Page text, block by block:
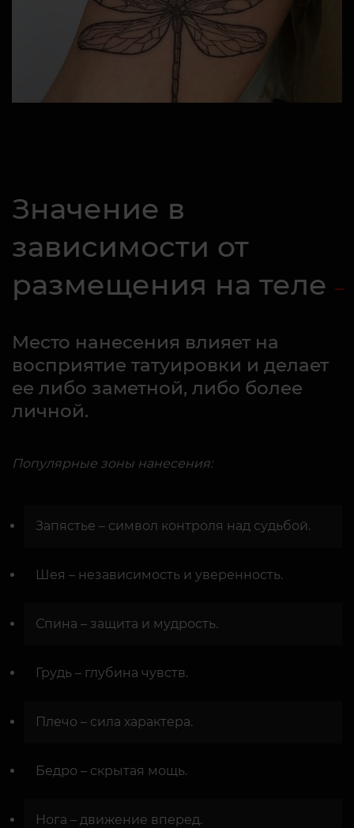
Значение в
зависимости от
размещения на теле
Место нанесения влияет на
восприятие татуировки и делает
ее либо заметной, либо более
личной.
Популярные зоны нанесения:
Запястье – символ контроля над судьбой.
Шея – независимость и уверенность.
Спина – защита и мудрость.
Грудь – глубина чувств.
Плечо – сила характера.
Бедро – скрытая мощь.
Нога – движение вперед.